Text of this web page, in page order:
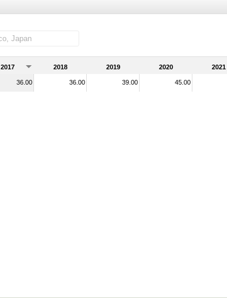
2017 2018 2019 2020 2021
36.00 36.00 39.00 45.00